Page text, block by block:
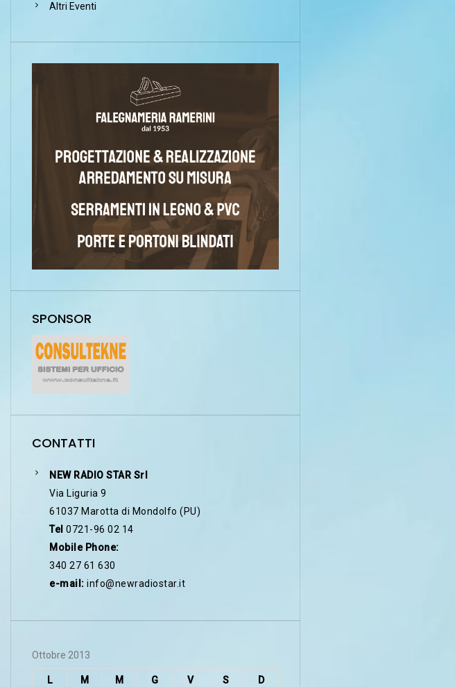
Altri Eventi
SPONSOR
CONTATTI
NEW RADIO STAR Srl
Via Liguria 9
61037 Marotta di Mondolfo (PU)
Tel 0721-96 02 14
Mobile Phone:
340 27 61 630
e-mail: info@newradiostar.it
Ottobre 2013
L M M G V S D